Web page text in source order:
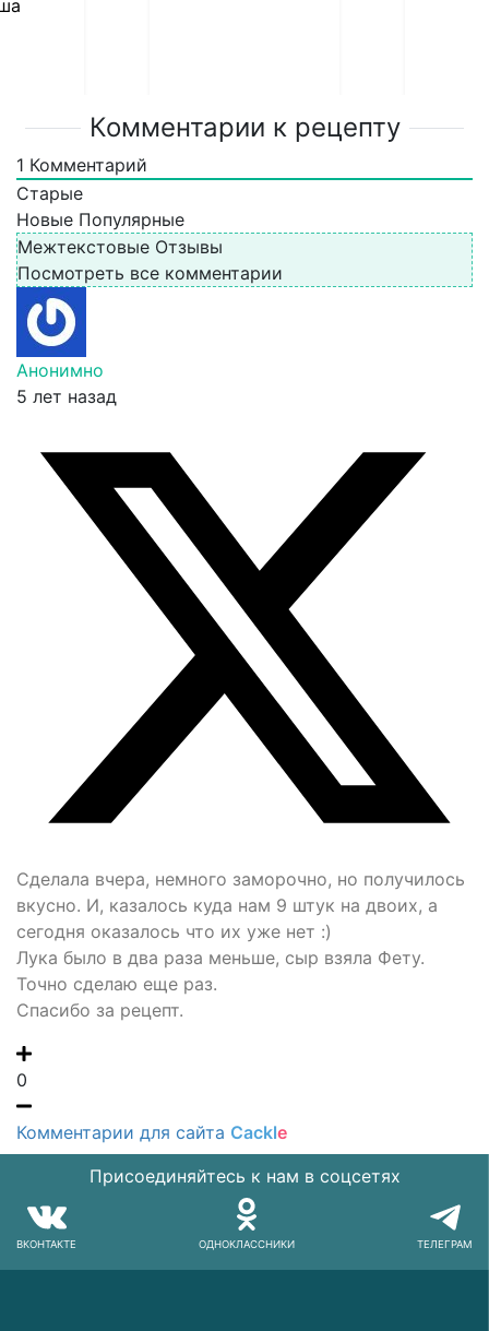
Комментарии к рецепту
1 Комментарий
Старые
Новые Популярные
Межтекстовые Отзывы
Посмотреть все комментарии
Анонимно
5 лет назад
Сделала вчера, немного заморочно, но получилось
вкусно. И, казалось куда нам 9 штук на двоих, а
сегодня оказалось что их уже нет :)
Лука было в два раза меньше, сыр взяла Фету.
Точно сделаю еще раз.
Спасибо за рецепт.
0
Комментарии для сайта Cackle
Присоединяйтесь к нам в соцсетях
ВКОНТАКТЕ ОДНОКЛАССНИКИ ТЕЛЕГРАМ